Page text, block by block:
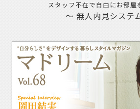
スタッフ不在で自由にお部屋
～ 無人内見システ